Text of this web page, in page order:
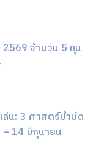
จำนวน 5 ทุน
ล่น: 3 ศาสตร์บำบัด
14 มิถุนายน